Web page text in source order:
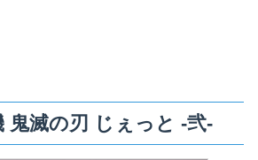
鬼滅の刃 じぇっと -弐-